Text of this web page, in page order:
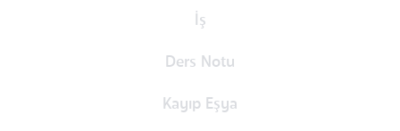
İş
Ders Notu
Kayıp Eşya